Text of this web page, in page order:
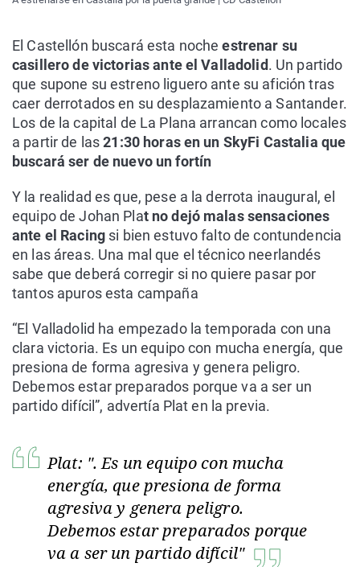
El Castellón buscará esta nocheestrenar su
casillero de victorias ante el Valladolid. Un partido
que supone su estreno liguero ante su afición tras
caer derrotados en su desplazamiento a Santander.
Los de la capital de La Plana arrancan como locales
a partir de las21:30 horas en un SkyFi Castalia que
buscará ser de nuevo un fortín
Y la realidad es que, pese a la derrota inaugural, el
equipo de Johan Plat no dejó malas sensaciones
ante el Racingsi bien estuvo falto de contundencia
en las áreas. Una mal que el técnico neerlandés
sabe que deberá corregir si no quiere pasar por
tantos apuros esta campaña
“El Valladolid ha empezado la temporada con una
clara victoria. Es un equipo con mucha energía, que
presiona de forma agresiva y genera peligro.
Debemos estar preparados porque va a ser un
partido difícil”, advertía Plat en la previa.
Plat: ". Es un equipo con mucha
energía, que presiona de forma
agresiva y genera peligro.
Debemos estar preparados porque
va a ser un partido difícil"